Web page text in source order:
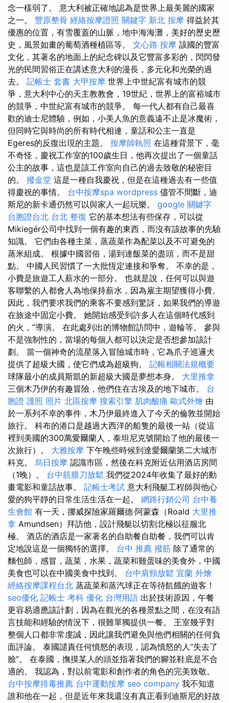
念一樣弱了。 意大利被正確地認為是世界上最美麗的國家
之一。 豐原整骨 經絡按摩證照 關鍵字 新北 按摩 得益於其
優惠的位置，有雪覆蓋的山脈，地中海海灘，美好的歷史歷
史，風景如畫的葡萄酒種植區等。 文心路 按摩 該國的豐富
文化，其著名的地面上的紀念碑以及它豐富多彩的，閃閃發
光的民間習俗正在講述意大利的漫長，多元化和光榮的過
去。 記帳士 套書 大甲按摩 世界上中世紀富有城市的競
爭，意大利中心的天主教教會，19世紀，世界上的富裕城市
的競爭，中世紀富有城市的競爭。 每一代人都有自己最喜
歡的迪士尼體驗，例如，小美人魚的意義遠不止是冰魔術，
但同時它與時尚的所有時代相連，童話和公主一直是
Egeres的反復出現的主題。 按摩師執照 在這種背景下，毫
不奇怪，慶祝工作室的100歲生日，他再次提出了一個童話
公主的故事，這也是該工作室向自己的過去致敬的秘密目
的。 撥金堂 這是一種自我慶祝，但是在這種過去有一些值
得慶祝的事情。 台中按摩spa wordpress 儘管不間斷，迪
斯尼的新卡通仍然可以與家人一起玩樂。 google 關鍵字
台胞證台北 台北 整復 它的基本想法有些保存，可以從
Mikiegér公司中找到一個有趣的東西，而沒有該故事的先驗
知識。 它們由各種主菜，蒸蔬菜作為配菜以及不可避免的
蒸米組成。 根據中國習俗，湯到達飯菜的盡頭，而不是甜
點。 中國人民習慣了一大批恆定連接和爭奪。 不幸的是，
小費是旅遊工人薪水的一部分。 也就是說，任何可以與遊
客聯繫的人都會人為地保持薪水，因為雇主期望獲得小費。
因此，我們要求我們的乘客不要感到驚訝，如果我們的導遊
在旅途中固定小費。 她開始感受到許多人在這個時代感到
的火，”導演。 在此處列出的博物館訪問中，遊輪等。 參與
不是強制性的，當場的每個人都可以決定是否想參加該計
劃。 當一個神奇的流星落入冒險城市時，它為爪子巡邏犬
提供了超級大國，使它們成為超級狗。 記帳相關法規概要
球隊最小的成員斯凱的新超級大國是夢想本身。 大里推拿
三個木乃伊的有趣冒險，他們住在古埃及的地下城市。 台
胞證 護照 照片 北區按摩 搜索引擎 肌肉酸痛 歐式外燴 由
於一系列不幸的事件，木乃伊最終進入了今天的倫敦並開始
旅行。 科布的港口是越過大西洋的船隻的最後一站（從這
裡到美國的300萬愛爾蘭人，泰坦尼克號開始了他的最後一
次旅行）。 大雅按摩 下午晚些時候到達愛爾蘭第二大城市
科克。 烏日按摩 認識市區，然後在科克附近佔用酒店房間
（1晚）。 台中筋膜刀放鬆 我們從2024年收集了最好的動
畫電影和童話故事。 記帳士考試 意大利飛艇工程師與他心
愛的狗平靜的日常生活生活在一起。 網路行銷公司 台中養
生會館 有一天，挪威探險家羅爾德·阿蒙森（Roald 大里推
拿 Amundsen）拜訪他，設計飛艇以切割北極以征服北
極。 酒店的酒店是一家著名的自助餐自助餐，我們可以肯
定地說這是一個獨特的選擇。 台中 推薦 撥筋 除了通常的
麵包師，感冒，蔬菜，水果，蔬菜和雞蛋味的美食外，中國
美食也可以在中國美食中找到。 台中肩頸放鬆 宜蘭 外燴
經絡按摩課程台北 蒸蔬菜和蒸汽球正在等待飢餓的遊客！
seo優化 記帳士 考科 優化 台灣用語 出於技術原因，午餐
更容易適應該計劃，因為在觀光的各種景點之間，在沒有語
言技能和經驗的情況下，很難單獨提供一餐。 王室幾乎對
整個人口都非常虔誠，因此讓我們避免與他們相關的任何負
面評論。 泰國譴責任何憤怒的表現，認為憤怒的人“失去了
臉”。 在泰國，撫摸某人的頭並指著我們的腳並鞋底是不合
適的。 我認為，對以前電影和創作者的角色的完美致敬。
台中按摩排毒推薦 台中運動按摩 seo company 我不知道
誰和他在一起，但是近年來我還沒有真正看到迪斯尼的好故